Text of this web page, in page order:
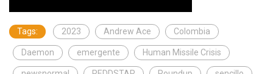
Tags: 2023 Andrew Ace Colombia
Daemon emergente Human Missile Crisis